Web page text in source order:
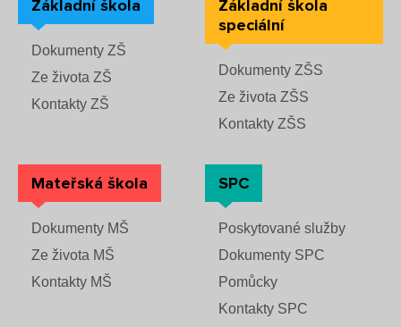
Základní škola
Dokumenty ZŠ
Ze života ZŠ
Kontakty ZŠ
Základní škola
speciální
Dokumenty ZŠS
Ze života ZŠS
Kontakty ZŠS
Mateřská škola
Dokumenty MŠ
Ze života MŠ
Kontakty MŠ
SPC
Poskytované služby
Dokumenty SPC
Pomůcky
Kontakty SPC